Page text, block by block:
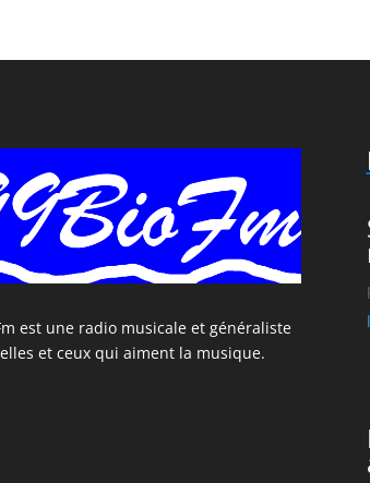
est une radio musicale et généraliste
et ceux qui aiment la musique.